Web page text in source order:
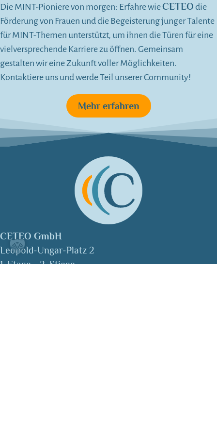
Die MINT-Pioniere von morgen: Erfahre wieCETEO die
Förderung von Frauen und die Begeisterung junger Talente
für MINT-Themen unterstützt, um ihnen die Türen für eine
vielversprechende Karriere zu öffnen. Gemeinsam
gestalten wir eine Zukunft voller Möglichkeiten.
Kontaktiere uns und werde Teil unserer Community!
Mehr erfahren
CETEO GmbH
Leopold-Ungar-Platz 2
1. Etage - 2. Stiege